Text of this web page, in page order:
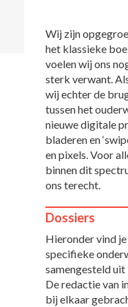
Wij zijn
het klassieke
voelen wij ons
sterk verwant.
wij echter de
tussen het
nieuwe digitale
bladeren en
en pixels. Voor
binnen dit
ons terecht.
Dossiers
Hieronder vind
specifieke
samengesteld
De redactie van
bij elkaar